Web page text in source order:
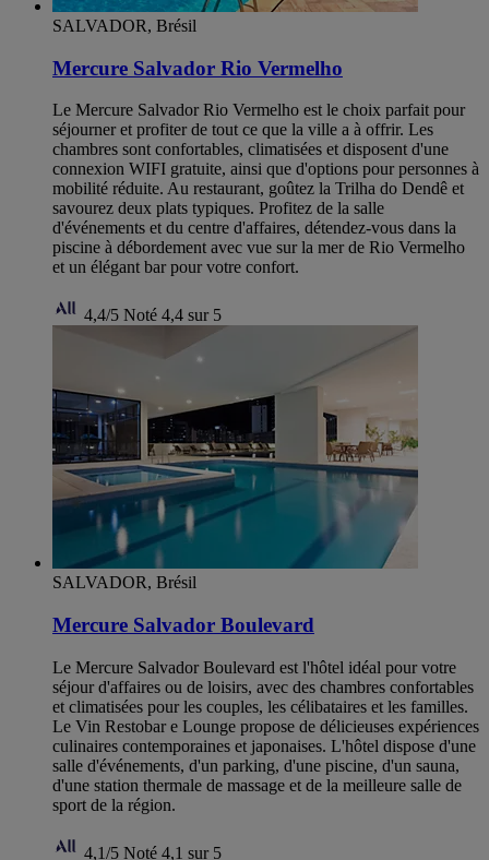
SALVADOR, Brésil
Mercure Salvador Rio Vermelho
Le Mercure Salvador Rio Vermelho est le choix parfait pour
séjourner et profiter de tout ce que la ville a à offrir. Les
chambres sont confortables, climatisées et disposent d'une
connexion WIFI gratuite, ainsi que d'options pour personnes à
mobilité réduite. Au restaurant, goûtez la Trilha do Dendê et
savourez deux plats typiques. Profitez de la salle
d'événements et du centre d'affaires, détendez-vous dans la
piscine à débordement avec vue sur la mer de Rio Vermelho
et un élégant bar pour votre confort.
4,4/5 Noté 4,4 sur 5
SALVADOR, Brésil
Mercure Salvador Boulevard
Le Mercure Salvador Boulevard est l'hôtel idéal pour votre
séjour d'affaires ou de loisirs, avec des chambres confortables
et climatisées pour les couples, les célibataires et les familles.
Le Vin Restobar e Lounge propose de délicieuses expériences
culinaires contemporaines et japonaises. L'hôtel dispose d'une
salle d'événements, d'un parking, d'une piscine, d'un sauna,
d'une station thermale de massage et de la meilleure salle de
sport de la région.
4,1/5 Noté 4,1 sur 5